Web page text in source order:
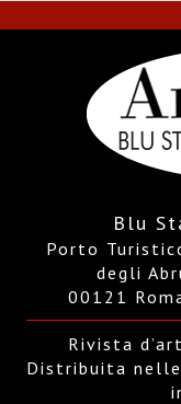
Blu
Porto
degli
00121
Rivista
Distribuita